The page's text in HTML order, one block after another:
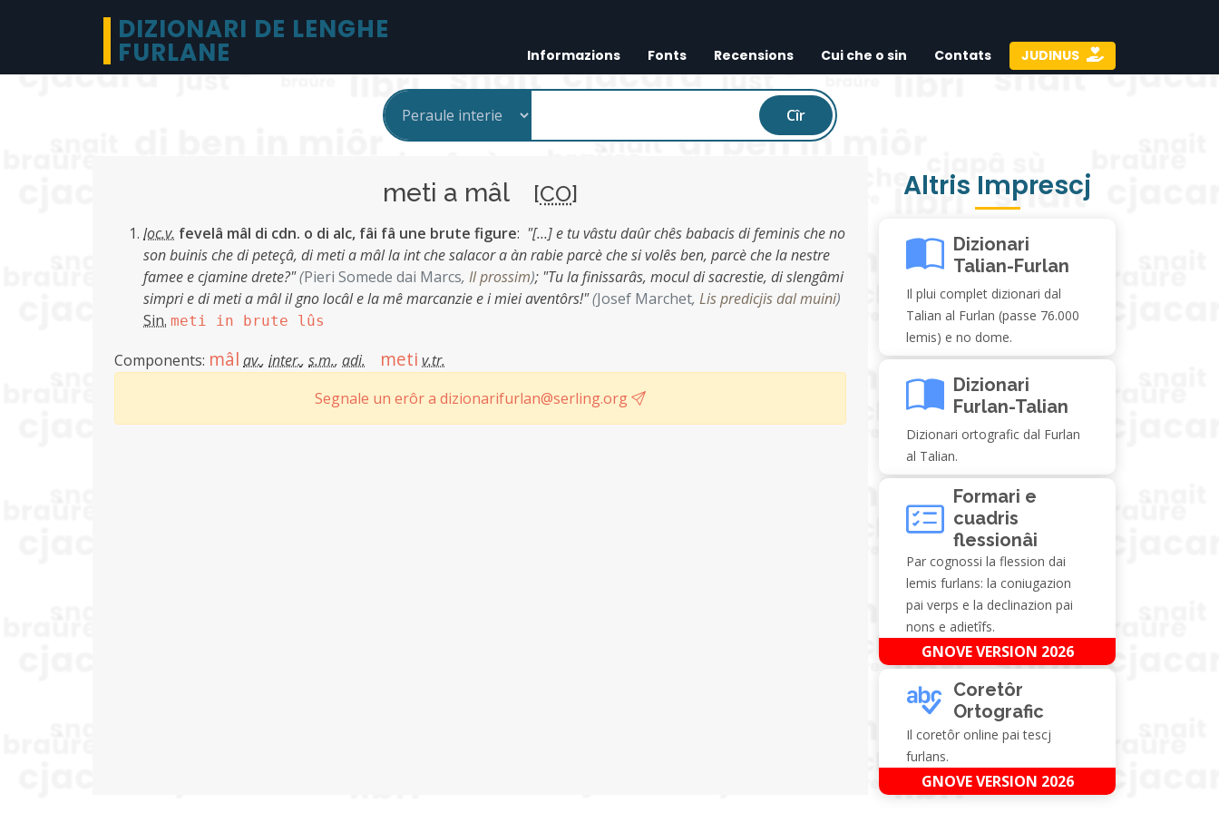
DIZIONARI DE LENGHE
FURLANE Informazions Fonts Recensions Cui che o sin Contats JUDINUS
Cîr
meti a mâl [CO]
loc.v. fevelâ mâl di cdn. o di alc, fâi fâ une brute figure: "[…] e tu vâstu daûr chês babacis di feminis che no
son buinis che di peteçâ, di meti a mâl la int che salacor a àn rabie parcè che si volês ben, parcè che la nestre
famee e cjamine drete?"(Pieri Somede dai Marcs, Il prossim); "Tu la finissarâs, mocul di sacrestie, di slengâmi
simpri e di meti a mâl il gno locâl e la mê marcanzie e i miei aventôrs!"(Josef Marchet, Lis predicjis dal muini)
Sin. meti in brute lûs
Components: mâl av., inter., s.m., adi. meti v.tr.
Segnale un erôr a dizionarifurlan@serling.org
Altris Imprescj
Dizionari
Talian-Furlan
Il plui complet dizionari dal
Talian al Furlan (passe 76.000
lemis) e no dome.
Dizionari
Furlan-Talian
Dizionari ortografic dal Furlan
al Talian.
Formari e
cuadris
flessionâi
Par cognossi la flession dai
lemis furlans: la coniugazion
pai verps e la declinazion pai
nons e adietîfs.
GNOVE VERSION 2026
Coretôr
Ortografic
Il coretôr online pai tescj
furlans.
GNOVE VERSION 2026